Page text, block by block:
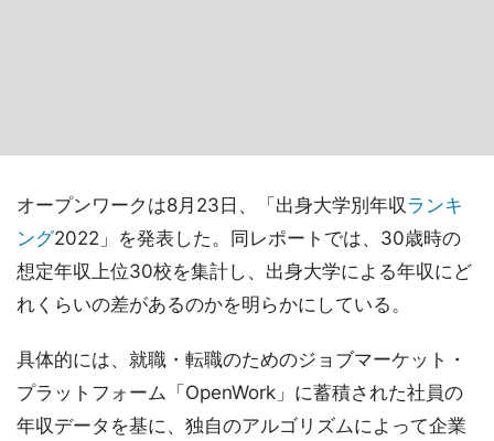
オープンワークは8月23日、「出身大学別年収ランキ
ング2022」を発表した。同レポートでは、30歳時の
想定年収上位30校を集計し、出身大学による年収にど
れくらいの差があるのかを明らかにしている。
具体的には、就職・転職のためのジョブマーケット・
プラットフォーム「OpenWork」に蓄積された社員の
年収データを基に、独自のアルゴリズムによって企業